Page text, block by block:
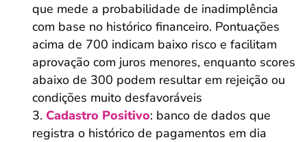
que mede a probabilidade de inadimplência
com base no histórico financeiro. Pontuações
acima de 700 indicam baixo risco e facilitam
aprovação com juros menores, enquanto scores
abaixo de 300 podem resultar em rejeição ou
condições muito desfavoráveis
Cadastro Positivo: banco de dados que
registra o histórico de pagamentos em dia